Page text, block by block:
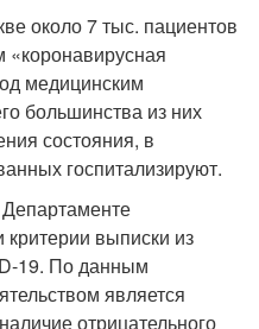
около 7 тыс. пациентов
медицинским
большинства из них
состояния, в
госпитализируют.
выписки из
19. По данным
является
отрицательного